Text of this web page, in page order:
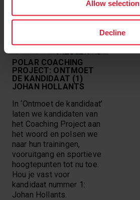
Allow selection
Decline
POLAR COACHING
PROJECT: ONTMOET
DE KANDIDAAT (1)
JOHAN HOLLANTS
In ‘Ontmoet de kandidaat’
laten we kandidaten van
het Coaching Project aan
het woord en polsen we
naar hun trainingen,
vooruitgang en sportieve
hoogtepunten tot nu toe.
Hou je vast voor
kandidaat nummer 1:
Johan Hollants.